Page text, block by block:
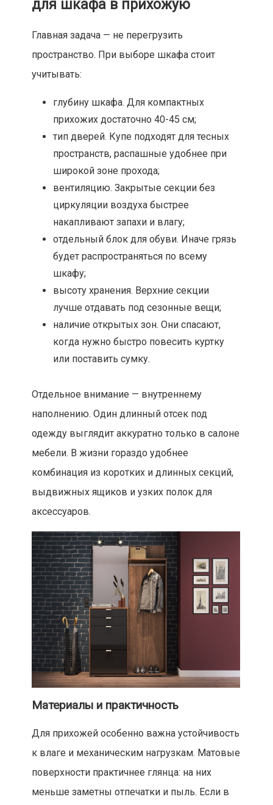
для шкафа в прихожую
Главная задача — не перегрузить
пространство. При выборе шкафа стоит
учитывать:
глубину шкафа. Для компактных
прихожих достаточно 40-45 см;
тип дверей. Купе подходят для тесных
пространств, распашные удобнее при
широкой зоне прохода;
вентиляцию. Закрытые секции без
циркуляции воздуха быстрее
накапливают запахи и влагу;
отдельный блок для обуви. Иначе грязь
будет распространяться по всему
шкафу;
высоту хранения. Верхние секции
лучше отдавать под сезонные вещи;
наличие открытых зон. Они спасают,
когда нужно быстро повесить куртку
или поставить сумку.
Отдельное внимание — внутреннему
наполнению. Один длинный отсек под
одежду выглядит аккуратно только в салоне
мебели. В жизни гораздо удобнее
комбинация из коротких и длинных секций,
выдвижных ящиков и узких полок для
аксессуаров.
Материалы и практичность
Для прихожей особенно важна устойчивость
к влаге и механическим нагрузкам. Матовые
поверхности практичнее глянца: на них
меньше заметны отпечатки и пыль. Если в